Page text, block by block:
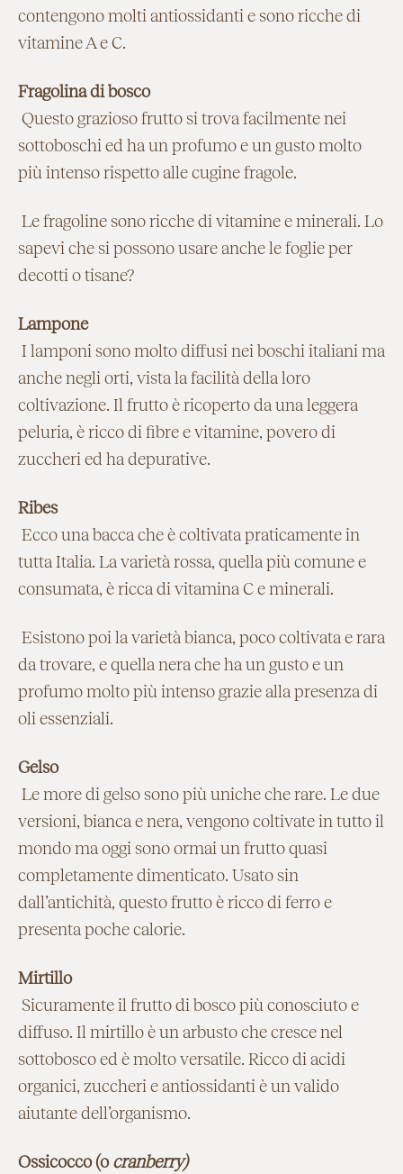
contengono molti antiossidanti e sono ricche di
vitamine A e C.
Fragolina di bosco
Questo grazioso frutto si trova facilmente nei
sottoboschi ed ha un profumo e un gusto molto
più intenso rispetto alle cugine fragole.
Le fragoline sono ricche di vitamine e minerali. Lo
sapevi che si possono usare anche le foglie per
decotti o tisane?
Lampone
I lamponi sono molto diffusi nei boschi italiani ma
anche negli orti, vista la facilità della loro
coltivazione. Il frutto è ricoperto da una leggera
peluria, è ricco di fibre e vitamine, povero di
zuccheri ed ha depurative.
Ribes
Ecco una bacca che è coltivata praticamente in
tutta Italia. La varietà rossa, quella più comune e
consumata, è ricca di vitamina C e minerali.
Esistono poi la varietà bianca, poco coltivata e rara
da trovare, e quella nera che ha un gusto e un
profumo molto più intenso grazie alla presenza di
oli essenziali.
Gelso
Le more di gelso sono più uniche che rare. Le due
versioni, bianca e nera, vengono coltivate in tutto il
mondo ma oggi sono ormai un frutto quasi
completamente dimenticato. Usato sin
dall’antichità, questo frutto è ricco di ferro e
presenta poche calorie.
Mirtillo
Sicuramente il frutto di bosco più conosciuto e
diffuso. Il mirtillo è un arbusto che cresce nel
sottobosco ed è molto versatile. Ricco di acidi
organici, zuccheri e antiossidanti è un valido
aiutante dell’organismo.
Ossicocco (ocranberry)